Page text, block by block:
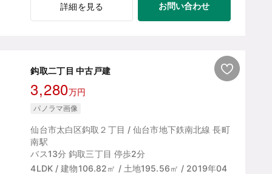
詳細を見る お問い合わせ
鈎取二丁目 中古戸建
3,280万円
パノラマ画像
仙台市太白区鈎取２丁目 / 仙台市地下鉄南北線 長町
南駅
バス13分 鈎取三丁目 停歩2分
4LDK / 建物106.82㎡ / 土地195.56㎡ / 2019年04